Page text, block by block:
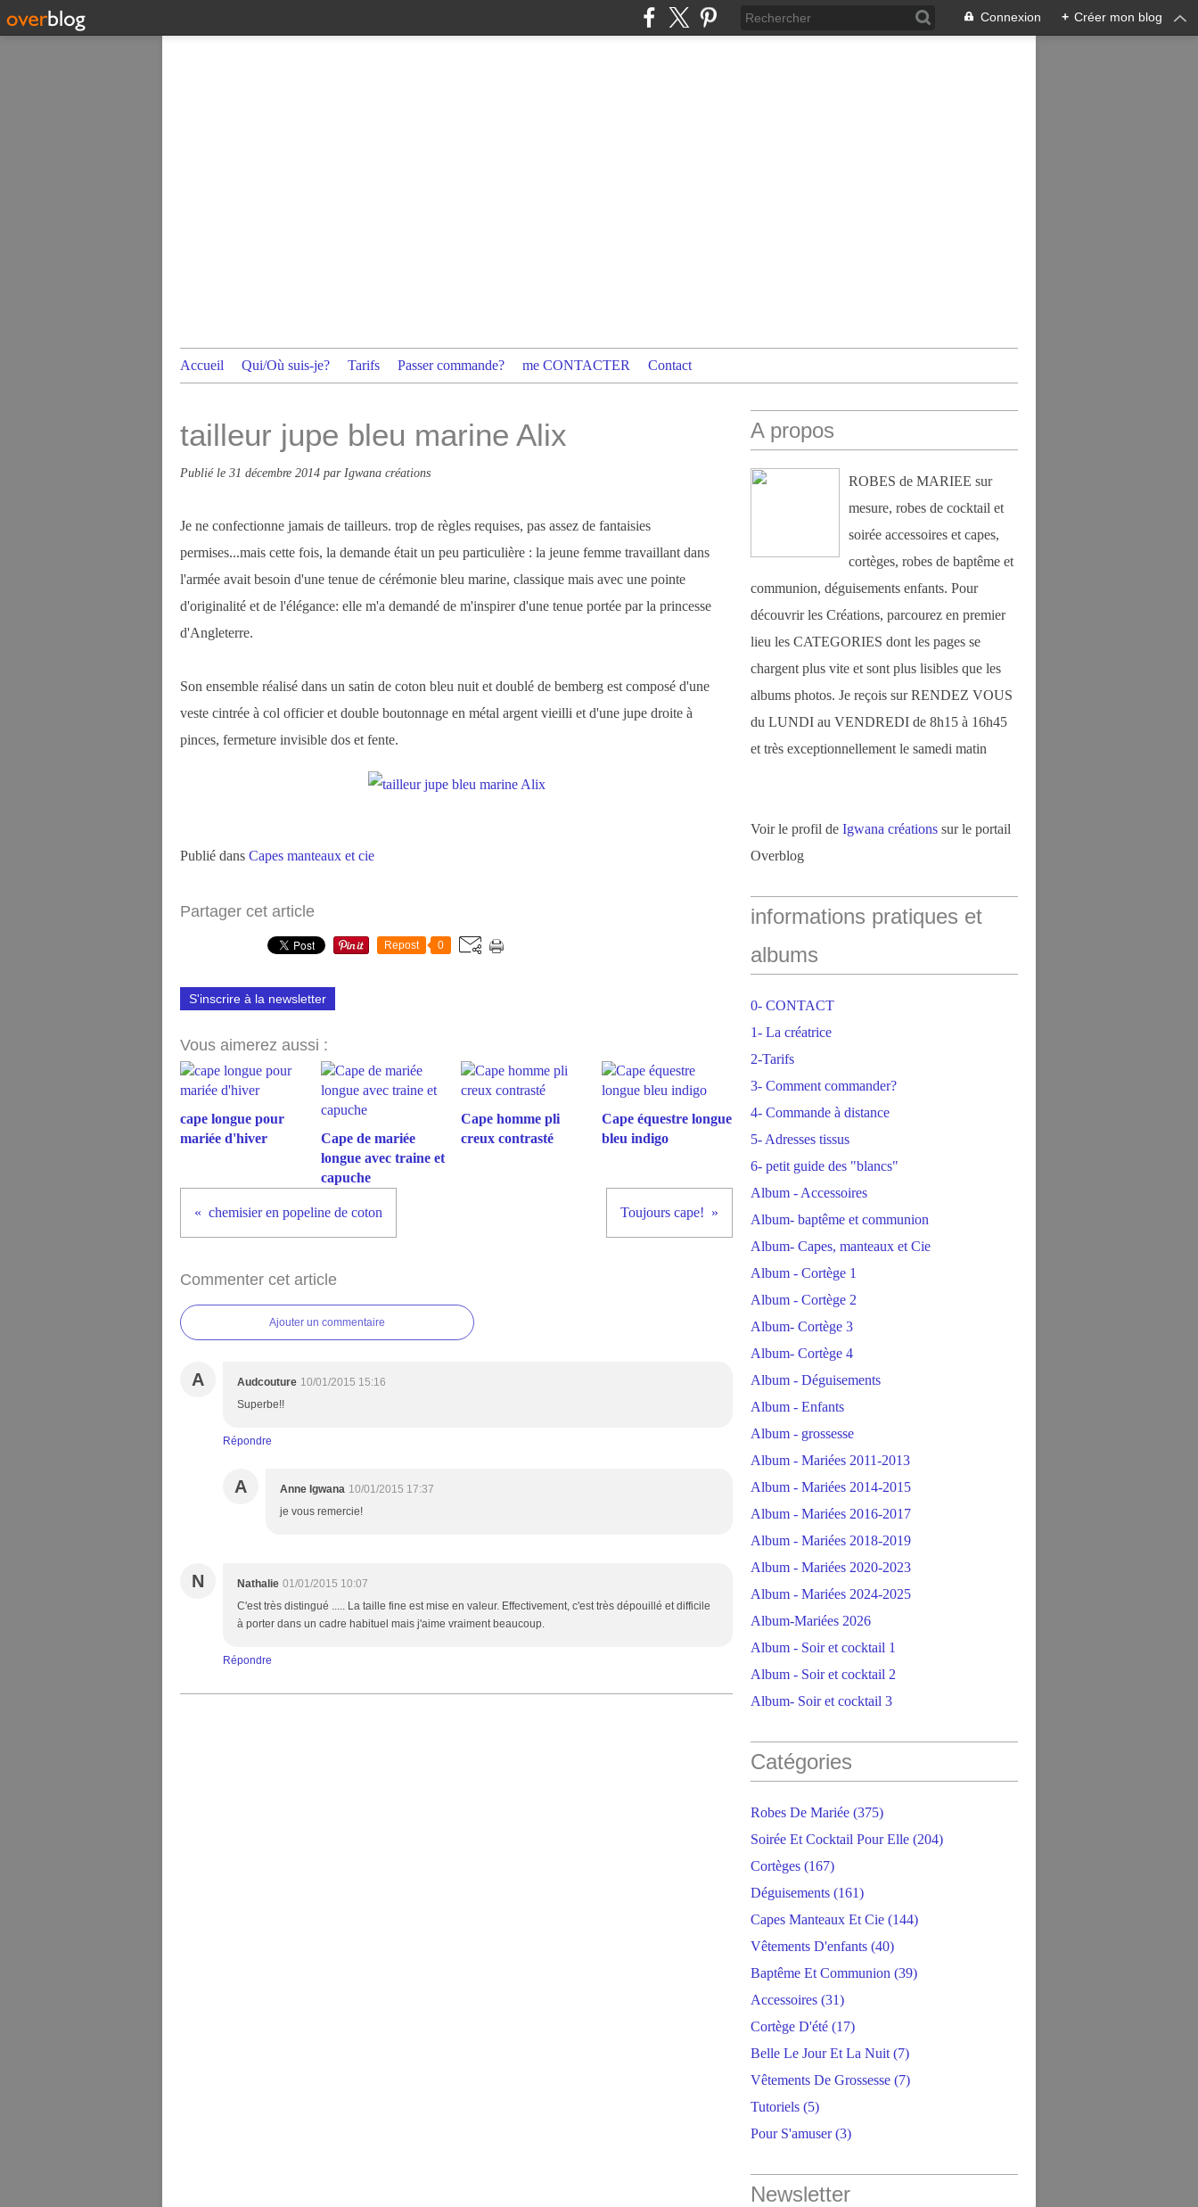
Connexion + Créer mon blog
Accueil Qui/Où suis-je? Tarifs Passer commande? me CONTACTER Contact
tailleur jupe bleu marine Alix
Publié le 31 décembre 2014 par Igwana créations
Je ne confectionne jamais de tailleurs. trop de règles requises, pas assez de fantaisies
permises...mais cette fois, la demande était un peu particulière : la jeune femme travaillant dans
l'armée avait besoin d'une tenue de cérémonie bleu marine, classique mais avec une pointe
d'originalité et de l'élégance: elle m'a demandé de m'inspirer d'une tenue portée par la princesse
d'Angleterre.
Son ensemble réalisé dans un satin de coton bleu nuit et doublé de bemberg est composé d'une
veste cintrée à col officier et double boutonnage en métal argent vieilli et d'une jupe droite à
pinces, fermeture invisible dos et fente.
Publié dans Capes manteaux et cie
Partager cet article
Repost 0
S'inscrire à la newsletter
Vous aimerez aussi :
cape longue pour
mariée d'hiver
Cape de mariée
longue avec traine et
capuche
Cape homme pli
creux contrasté
Cape équestre longue
bleu indigo
chemisier en popeline de coton Toujours cape!
Commenter cet article
Ajouter un commentaire
A Audcouture 10/01/2015 15:16
Superbe!!
Répondre
A Anne Igwana 10/01/2015 17:37
je vous remercie!
N Nathalie 01/01/2015 10:07
C'est très distingué ..... La taille fine est mise en valeur. Effectivement, c'est très dépouillé et difficile
à porter dans un cadre habituel mais j'aime vraiment beaucoup.
Répondre
A propos
ROBES de MARIEE sur
mesure, robes de cocktail et
soirée accessoires et capes,
cortèges, robes de baptême et
communion, déguisements enfants. Pour
découvrir les Créations, parcourez en premier
lieu les CATEGORIES dont les pages se
chargent plus vite et sont plus lisibles que les
albums photos. Je reçois sur RENDEZ VOUS
du LUNDI au VENDREDI de 8h15 à 16h45
et très exceptionnellement le samedi matin
Voir le profil de Igwana créations sur le portail
Overblog
informations pratiques et
albums
0- CONTACT
1- La créatrice
2-Tarifs
3- Comment commander?
4- Commande à distance
5- Adresses tissus
6- petit guide des "blancs"
Album - Accessoires
Album- baptême et communion
Album- Capes, manteaux et Cie
Album - Cortège 1
Album - Cortège 2
Album- Cortège 3
Album- Cortège 4
Album - Déguisements
Album - Enfants
Album - grossesse
Album - Mariées 2011-2013
Album - Mariées 2014-2015
Album - Mariées 2016-2017
Album - Mariées 2018-2019
Album - Mariées 2020-2023
Album - Mariées 2024-2025
Album-Mariées 2026
Album - Soir et cocktail 1
Album - Soir et cocktail 2
Album- Soir et cocktail 3
Catégories
Robes De Mariée (375)
Soirée Et Cocktail Pour Elle (204)
Cortèges (167)
Déguisements (161)
Capes Manteaux Et Cie (144)
Vêtements D'enfants (40)
Baptême Et Communion (39)
Accessoires (31)
Cortège D'été (17)
Belle Le Jour Et La Nuit (7)
Vêtements De Grossesse (7)
Tutoriels (5)
Pour S'amuser(3)
Newsletter